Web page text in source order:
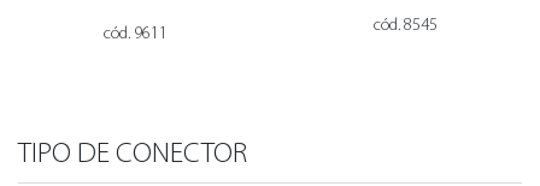
cód. 9611 cód. 8545
TIPO DE CONECTOR